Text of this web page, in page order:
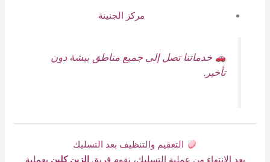
مركز الجنينة
خدماتنا تصل إلى جميع مناطق بيشة دون
تأخير.
التعقيم والتنظيف بعد التسليك
بعد الانتهاء من عملية التسليك، يقوم فريقالزين كلين بعملية